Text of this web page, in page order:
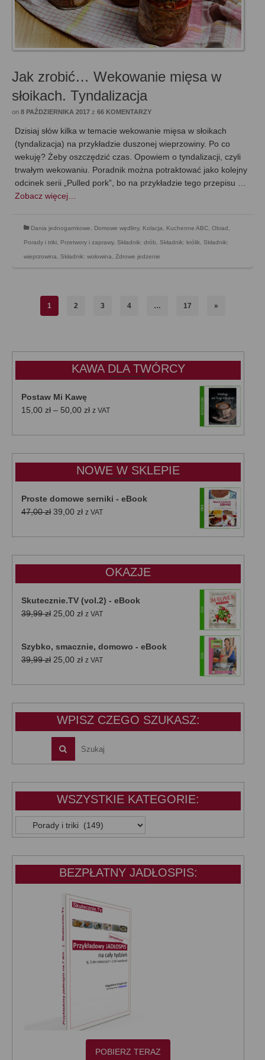
Jak zrobić… Wekowanie mięsa w
słoikach. Tyndalizacja
on 8 PAŹDZIERNIKA 2017 z 66 KOMENTARZY
Dzisiaj słów kilka w temacie wekowanie mięsa w słoikach
(tyndalizacja) na przykładzie duszonej wieprzowiny. Po co
wekuję? Żeby oszczędzić czas. Opowiem o tyndalizacji, czyli
trwałym wekowaniu. Poradnik można potraktować jako kolejny
odcinek serii „Pulled pork”, bo na przykładzie tego przepisu …
Zobacz więcej…
Dania jednogarnkowe Domowe wędliny, Kolacja Kuchenne ABC Obiad
Porady i triki Przetwory i zaprawy, Składnik: drób Składnik: królik Składnik:
wieprzowina Składnik: wołowina Zdrowe jedzenie
1 2 3 4 … 17 »
KAWA DLA TWÓRCY
Postaw Mi Kawę
15,00 zł – 50,00 złZakres
od
do
50,00 zł
z VAT
NOWE W SKLEPIE
Proste domowe serniki - eBook
47,00zł Pierwotna
wynosiła:
39,00 złAktualna
wynosi:
z VAT
OKAZJE
Skutecznie.TV (vol.2) - eBook
39,99zł Pierwotna
39,99 zł.
25,00 złAktualna
25,00 zł.
z VAT
Szybko, smacznie, domowo - eBook
39,99zł Pierwotna
wynosiła:
25,00 złAktualna
wynosi:
z VAT
WPISZ CZEGO SZUKASZ:
WSZYSTKIE KATEGORIE:
WSZYSTKIE
KATEGORIE:
BEZPŁATNY JADŁOSPIS:
POBIERZ TERAZ